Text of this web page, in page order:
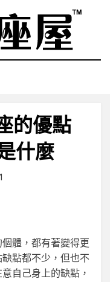
的優點
什麼
體，都有著變得更
點都不少，但也不
自己身上的缺點，